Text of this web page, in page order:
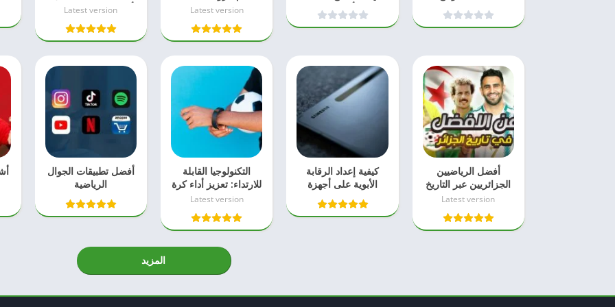
مختبرة ومجربة في
2026
ضخمة وألعاب سلوت –
دليل 2026
حدود الملاعب
Latest version
أقل من دقيقة بسهولة
Latest version
أفضل الرياضيين
الجزائريين عبر التاريخ
Latest version
كيفية إعداد الرقابة
الأبوية على أجهزة
سامسونج اللوحية
التكنولوجيا القابلة
للارتداء: تعزيز أداء كرة
القدم
Latest version
أفضل تطبيقات الجوال
الرياضية
المزيد